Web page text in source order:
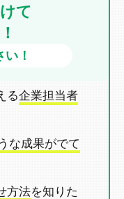
て
！
る企業担当者
な成果がでて
方法を知りた